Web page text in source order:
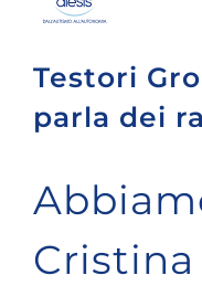
Testori
parla dei